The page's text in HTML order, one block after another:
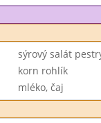
sýrový salát
korn rohlík
mléko, čaj